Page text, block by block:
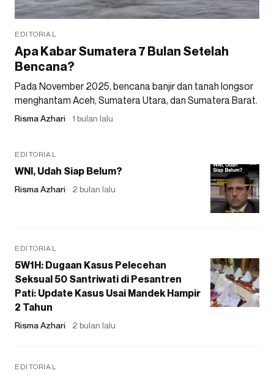
EDITORIAL
Apa Kabar Sumatera 7 Bulan Setelah
Bencana?
Pada November 2025, bencana banjir dan tanah longsor
menghantam Aceh, Sumatera Utara, dan Sumatera Barat.
Risma Azhari 1 bulan lalu
EDITORIAL
WNI, Udah Siap Belum?
Risma Azhari 2 bulan lalu
EDITORIAL
5W1H: Dugaan Kasus Pelecehan
Seksual 50 Santriwati di Pesantren
Pati: Update Kasus Usai Mandek Hampir
2 Tahun
Risma Azhari 2 bulan lalu
EDITORIAL